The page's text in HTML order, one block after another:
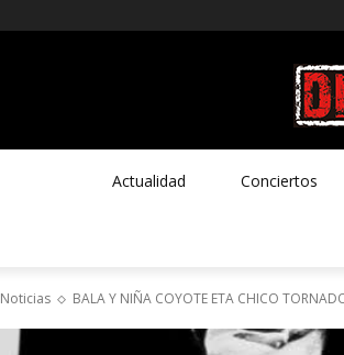
Actualidad Conciertos
Noticias BALA Y NIÑA COYOTE ETA CHICO